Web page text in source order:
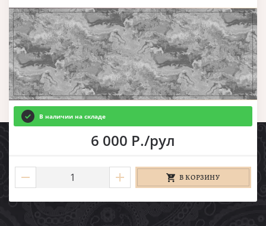
В наличии на складе
6 000 Р./рул
В КОРЗИНУ